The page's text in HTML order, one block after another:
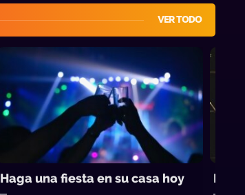
VER TODO
Haga una fiesta en su casa hoy